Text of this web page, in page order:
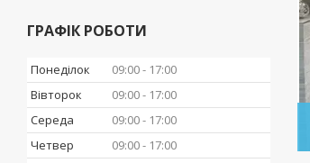
ГРАФІК РОБОТИ
Понеділок 09:00
17:00
Вівторок
09:00
17:00
Середа
09:00
17:00
Четвер
09:00
17:00